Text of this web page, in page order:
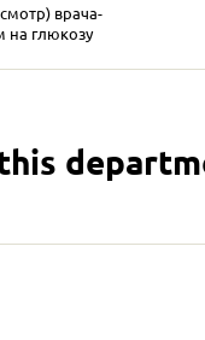
врача-
на глюкозу